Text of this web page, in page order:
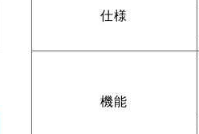
仕様
機能